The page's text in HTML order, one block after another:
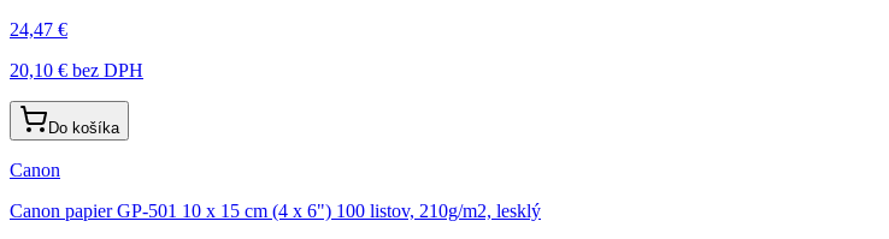
24,47 €
20,10 € bez DPH
Do košíka
Canon
Canon papier GP-501 10 x 15 cm (4 x 6") 100 listov, 210g/m2, lesklý